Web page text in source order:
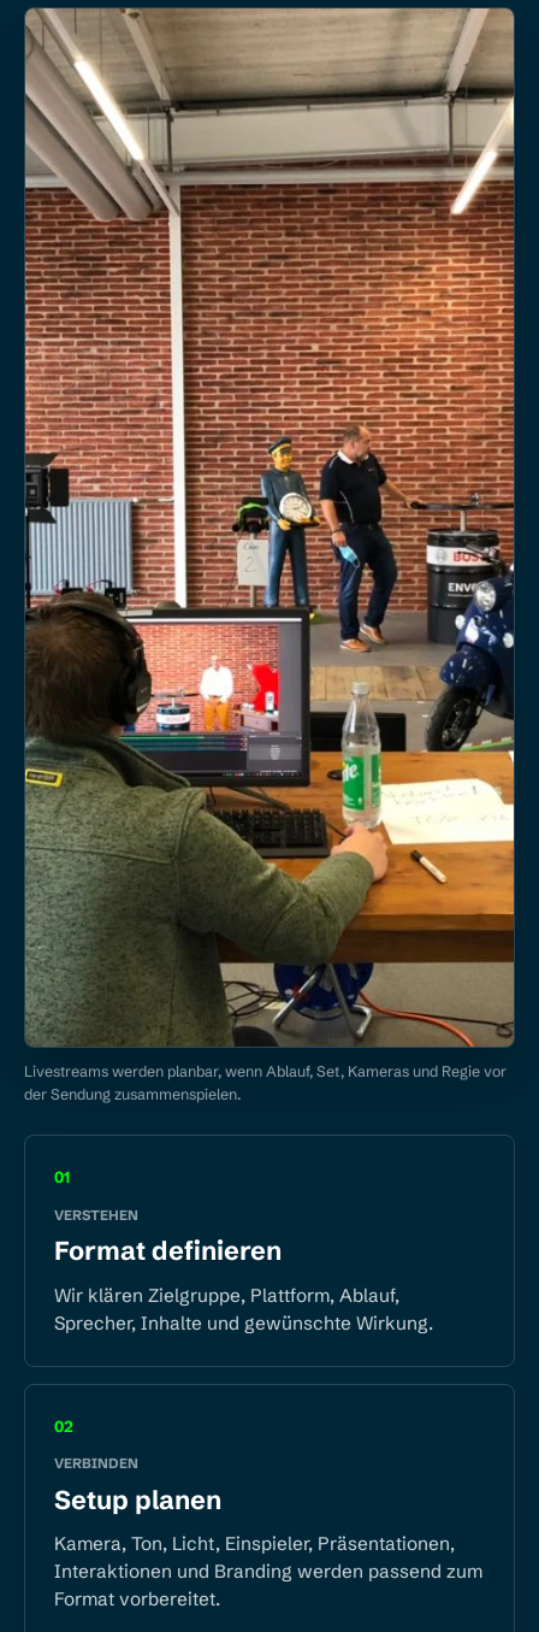
Livestreams werden planbar, wenn Ablauf, Set, Kameras und Regie vor
der Sendung zusammenspielen.
01
VERSTEHEN
Format definieren
Wir klären Zielgruppe, Plattform, Ablauf,
Sprecher, Inhalte und gewünschte Wirkung.
02
VERBINDEN
Setup planen
Kamera, Ton, Licht, Einspieler, Präsentationen,
Interaktionen und Branding werden passend zum
Format vorbereitet.